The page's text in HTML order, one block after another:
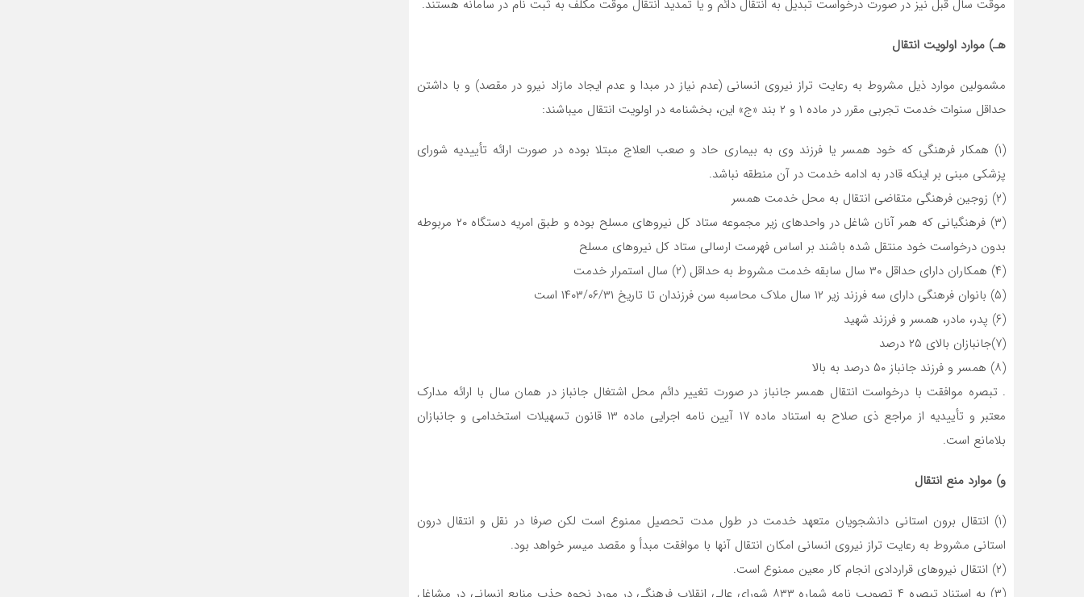
موقت سال قبل نیز در صورت درخواست تبدیل به انتقال دائم و یا تمدید انتقال موقت مکلف به ثبت نام در سامانه هستند.
هـ) موارد اولویت انتقال
مشمولین موارد ذیل مشروط به رعایت تراز نیروی انسانی (عدم نیاز در مبدا و عدم ایجاد مازاد نیرو در مقصد) و با داشتن
حداقل سنوات خدمت تجربی مقرر در ماده ۱ و ۲ بند «ج» این، بخشنامه در اولویت انتقال میباشند:
(۱) همکار فرهنگی که خود همسر یا فرزند وی به بیماری حاد و صعب العلاج مبتلا بوده در صورت ارائه تأییدیه شورای
پزشکی مبنی بر اینکه قادر به ادامه خدمت در آن منطقه نباشد.
(۲) زوجین فرهنگی متقاضی انتقال به محل خدمت همسر
(۳) فرهنگیانی که همر آنان شاغل در واحدهای زیر مجموعه ستاد کل نیروهای مسلح بوده و طبق امریه دستگاه ۲۰ مربوطه
بدون درخواست خود منتقل شده باشند بر اساس فهرست ارسالی ستاد کل نیروهای مسلح
(۴) همکاران دارای حداقل ۳۰ سال سابقه خدمت مشروط به حداقل (۲) سال استمرار خدمت
(۵) بانوان فرهنگی دارای سه فرزند زیر ۱۲ سال ملاک محاسبه سن فرزندان تا تاریخ ۱۴۰۳/۰۶/۳۱ است
(۶) پدر، مادر، همسر و فرزند شهید
(۷)جانبازان بالای ۲۵ درصد
(۸) همسر و فرزند جانباز ۵۰ درصد به بالا
. تبصره موافقت با درخواست انتقال همسر جانباز در صورت تغییر دائم محل اشتغال جانباز در همان سال با ارائه مدارک
معتبر و تأییدیه از مراجع ذی صلاح به استناد ماده ۱۷ آیین نامه اجرایی ماده ۱۳ قانون تسهیلات استخدامی و جانبازان
بلامانع است.
و) موارد منع انتقال
(۱) انتقال برون استانی دانشجویان متعهد خدمت در طول مدت تحصیل ممنوع است لکن صرفا در نقل و انتقال درون
استانی مشروط به رعایت تراز نیروی انسانی امکان انتقال آنها با موافقت مبدأ و مقصد میسر خواهد بود.
(۲) انتقال نیروهای قراردادی انجام کار معین ممنوع است.